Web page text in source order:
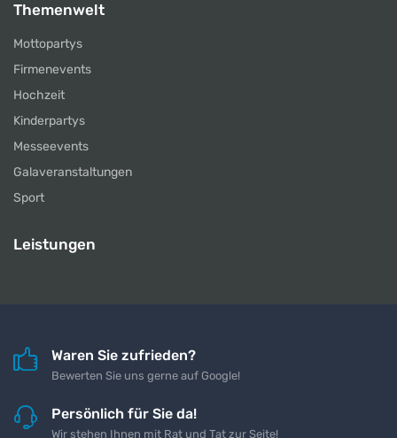
Themenwelt
Mottopartys
Firmenevents
Hochzeit
Kinderpartys
Messeevents
Galaveranstaltungen
Sport
Leistungen
Waren Sie zufrieden?
Bewerten Sie uns gerne auf Google!
Persönlich für Sie da!
Wir stehen Ihnen mit Rat und Tat zur Seite!